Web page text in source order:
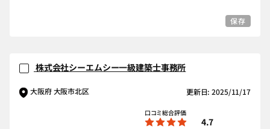
保存
株式会社シーエムシー一級建築士事務所
大阪府 大阪市北区 更新日: 2025/11/17
口コミ総合評価
4.7